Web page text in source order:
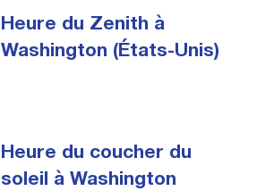
Heure du Zenith à
Washington (États-Unis)
Heure du coucher du
soleil à Washington